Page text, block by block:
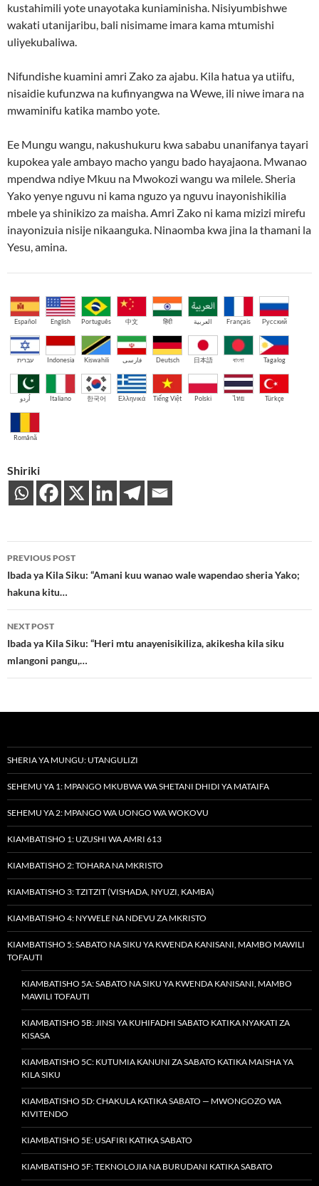
kustahimili yote unayotaka kuniaminisha. Nisiyumbishwe
wakati utanijaribu, bali nisimame imara kama mtumishi
uliyekubaliwa.
Nifundishe kuamini amri Zako za ajabu. Kila hatua ya utiifu,
nisaidie kufunzwa na kufinyangwa na Wewe, ili niwe imara na
mwaminifu katika mambo yote.
Ee Mungu wangu, nakushukuru kwa sababu unanifanya tayari
kupokea yale ambayo macho yangu bado hayajaona. Mwanao
mpendwa ndiye Mkuu na Mwokozi wangu wa milele. Sheria
Yako yenye nguvu ni kama nguzo ya nguvu inayonishikilia
mbele ya shinikizo za maisha. Amri Zako ni kama mizizi mirefu
inayonizuia nisije nikaanguka. Ninaomba kwa jina la thamani la
Yesu, amina.
Español English Português 中文 हिंदी العربية Français Русский
עברית Indonesia Kiswahili فارسی Deutsch 日本語 বাংলা Tagalog
اُردو Italiano 한국어 Ελληνικά Tiếng Việt Polski ไทย Türkçe
Română
Shiriki
Post
navigation
PREVIOUS POST
Ibada ya Kila Siku: “Amani kuu wanao wale wapendao sheria Yako;
hakuna kitu…
NEXT POST
Ibada ya Kila Siku: “Heri mtu anayenisikiliza, akikesha kila siku
mlangoni pangu,…
SHERIA YA MUNGU: UTANGULIZI
SEHEMU YA 1: MPANGO MKUBWA WA SHETANI DHIDI YA MATAIFA
SEHEMU YA 2: MPANGO WA UONGO WA WOKOVU
KIAMBATISHO 1: UZUSHI WA AMRI 613
KIAMBATISHO 2: TOHARA NA MKRISTO
KIAMBATISHO 3: TZITZIT (VISHADA, NYUZI, KAMBA)
KIAMBATISHO 4: NYWELE NA NDEVU ZA MKRISTO
KIAMBATISHO 5: SABATO NA SIKU YA KWENDA KANISANI, MAMBO MAWILI
TOFAUTI
KIAMBATISHO 5A: SABATO NA SIKU YA KWENDA KANISANI, MAMBO
MAWILI TOFAUTI
KIAMBATISHO 5B: JINSI YA KUHIFADHI SABATO KATIKA NYAKATI ZA
KISASA
KIAMBATISHO 5C: KUTUMIA KANUNI ZA SABATO KATIKA MAISHA YA
KILA SIKU
KIAMBATISHO 5D: CHAKULA KATIKA SABATO — MWONGOZO WA
KIVITENDO
KIAMBATISHO 5E: USAFIRI KATIKA SABATO
KIAMBATISHO 5F: TEKNOLOJIA NA BURUDANI KATIKA SABATO